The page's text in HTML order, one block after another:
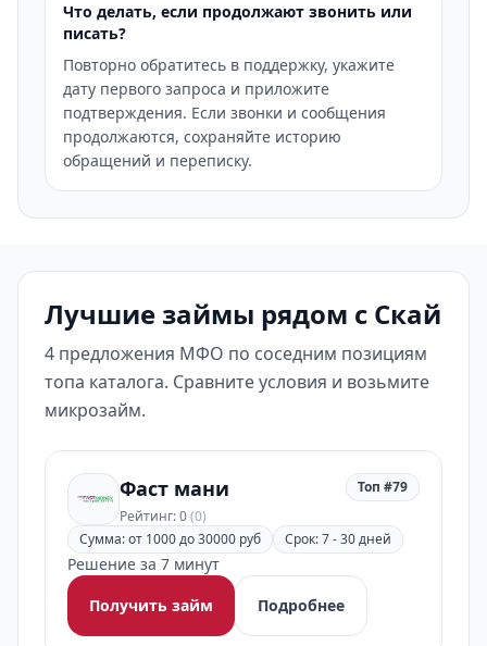
Что делать, если продолжают звонить или
писать?
Повторно обратитесь в поддержку, укажите
дату первого запроса и приложите
подтверждения. Если звонки и сообщения
продолжаются, сохраняйте историю
обращений и переписку.
Лучшие займы рядом с Скай
4 предложения МФО по соседним позициям
топа каталога. Сравните условия и возьмите
микрозайм.
Фаст мани
Рейтинг: 0(0)
Топ #79
Сумма: от 1000 до 30000 руб Срок: 7 - 30 дней
Решение за 7 минут
Получить займ
Подробнее